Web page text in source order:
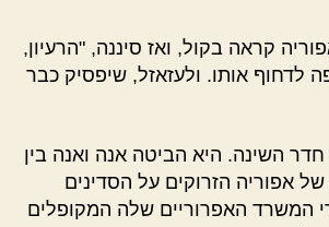
קראה בקול, ואז סיננה, "הרעיון,
לדחוף אותו. ולעזאזל, שיפסיק כבר
השינה. היא הביטה אנה ואנה בין
של אפוריה הזרוקים על הסדינים
המשרד האפרוריים שלה המקופלים